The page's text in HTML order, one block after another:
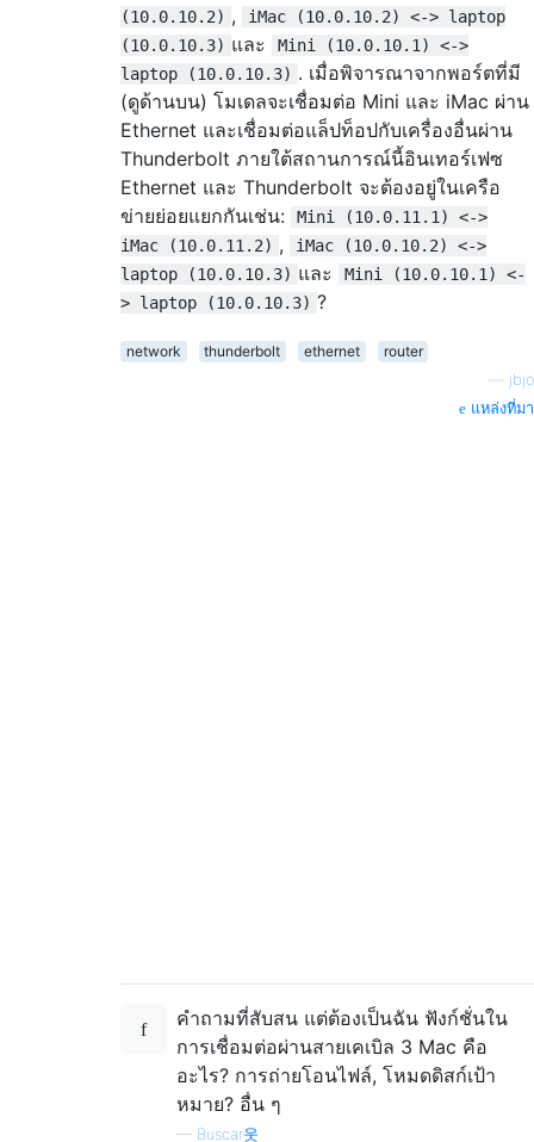
(10.0.10.2) ,
iMac (10.0.10.2) <-> laptop
(10.0.10.3) และ
Mini (10.0.10.1) <->
laptop (10.0.10.3) . เมื่อพิจารณาจากพอร์ตที่มี
(ดูด้านบน) โมเดลจะเชื่อมต่อ Mini และ iMac ผ่าน
Ethernet และเชื่อมต่อแล็ปท็อปกับเครื่องอื่นผ่าน
Thunderbolt ภายใต้สถานการณ์นี้อินเทอร์เฟซ
Ethernet และ Thunderbolt จะต้องอยู่ในเครือ
ข่ายย่อยแยกกันเช่น:
Mini (10.0.11.1) <->
iMac (10.0.11.2) ,
iMac (10.0.10.2) <->
laptop (10.0.10.3) และ
Mini (10.0.10.1) <-
> laptop (10.0.10.3) ?
network thunderbolt ethernet
router
jbjo
แหล่งที่มา
คำถามที่สับสน แต่ต้องเป็นฉัน ฟังก์ชั่นใน
การเชื่อมต่อผ่านสายเคเบิล 3 Mac คือ
อะไร? การถ่ายโอนไฟล์, โหมดดิสก์เป้า
หมาย? อื่น ๆ
— Buscar웃